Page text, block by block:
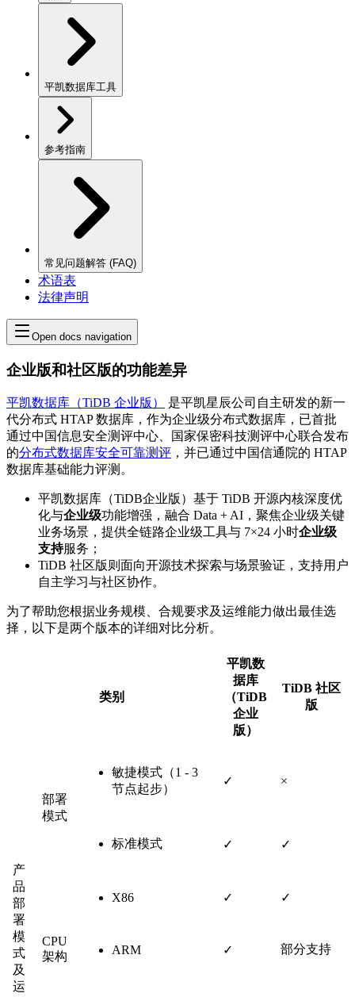
平凯数据库工具
参考指南
常见问题解答 (FAQ)
术语表
法律声明
Open docs navigation
企业版和社区版的功能差异
平凯数据库（TiDB 企业版）
是平凯星辰公司自主研发的新一
代分布式 HTAP 数据库，作为企业级分布式数据库，已首批
通过中国信息安全测评中心、国家保密科技测评中心联合发布
的分布式数据库安全可靠测评 ，并已通过中国信通院的 HTAP
数据库基础能力评测。
平凯数据库（TiDB企业版）基于 TiDB 开源内核深度优
化与企业级功能增强，融合 Data + AI，聚焦企业级关键
业务场景，提供全链路企业级工具与 7×24 小时企业级
支持服务；
TiDB 社区版则面向开源技术探索与场景验证，支持用户
自主学习与社区协作。
为了帮助您根据业务规模、合规要求及运维能力做出最佳选
择，以下是两个版本的详细对比分析。
类别
平凯数
据库
（TiDB
企业
版）
TiDB 社区
版
产
品
部
署
模
式
及
运
部署
模式
敏捷模式（1 - 3
节点起步）
✓ ×
标准模式 ✓ ✓
CPU
架构
X86 ✓ ✓
ARM ✓ 部分支持